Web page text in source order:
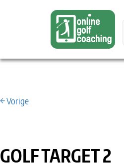
IMAGE NAVIGATION
← Vorige
GOLF TARGET 2